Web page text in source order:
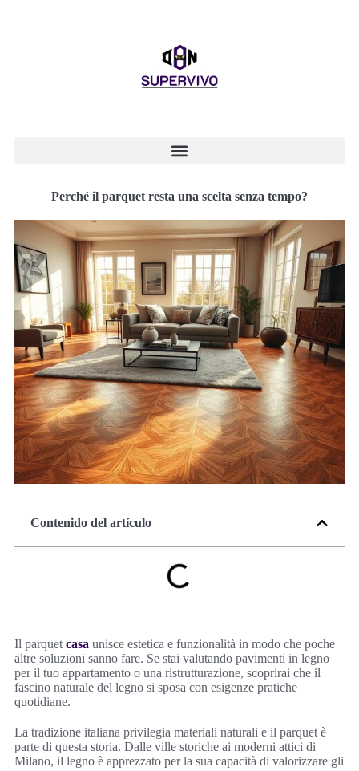
Perché il parquet resta una scelta senza tempo?
Contenido del artículo
Il parquet casa unisce estetica e funzionalità in modo che poche
altre soluzioni sanno fare. Se stai valutando pavimenti in legno
per il tuo appartamento o una ristrutturazione, scoprirai che il
fascino naturale del legno si sposa con esigenze pratiche
quotidiane.
La tradizione italiana privilegia materiali naturali e il parquet è
parte di questa storia. Dalle ville storiche ai moderni attici di
Milano, il legno è apprezzato per la sua capacità di valorizzare gli